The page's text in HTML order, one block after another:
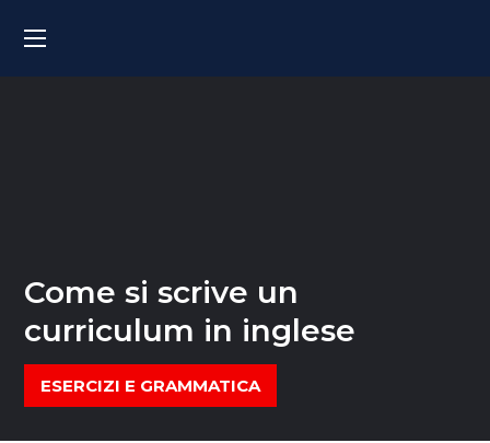
Come si scrive un
curriculum in inglese
ESERCIZI E GRAMMATICA